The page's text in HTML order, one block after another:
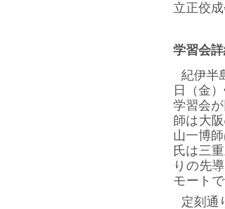
立正佼
学習会
紀伊半
日（金
学習会
師は大
山一博
氏は三
りの先
モート
定刻通